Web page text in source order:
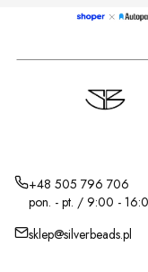
+48 505 796 706
pon. - pt. / 9:00 -
sklep@silverbeads.pl